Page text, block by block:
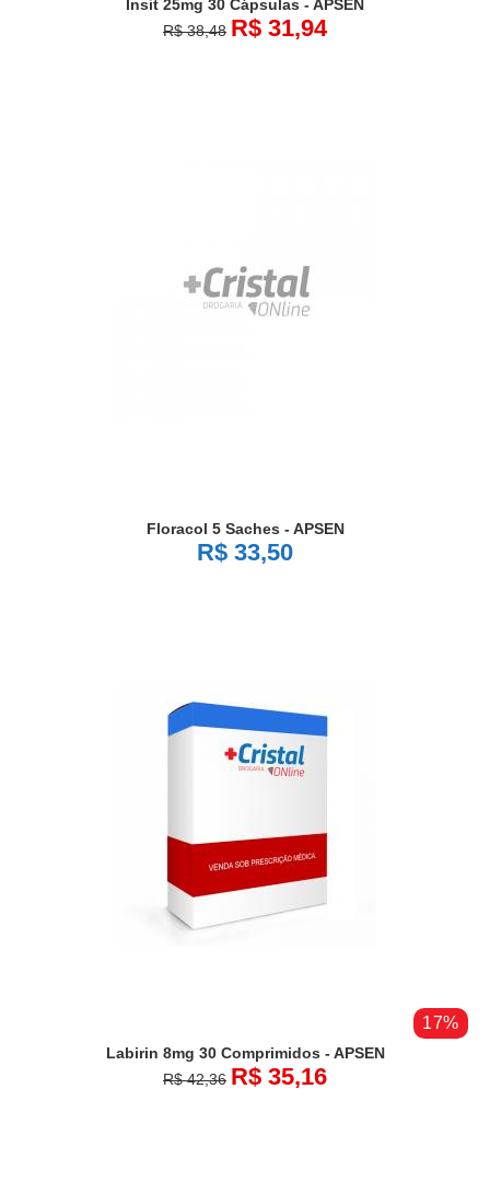
Insit 25mg 30 Cápsulas - APSEN
R$ 38,48 R$ 31,94
Floracol 5 Saches - APSEN
R$ 33,50
17%
Labirin 8mg 30 Comprimidos - APSEN
R$ 42,36 R$ 35,16